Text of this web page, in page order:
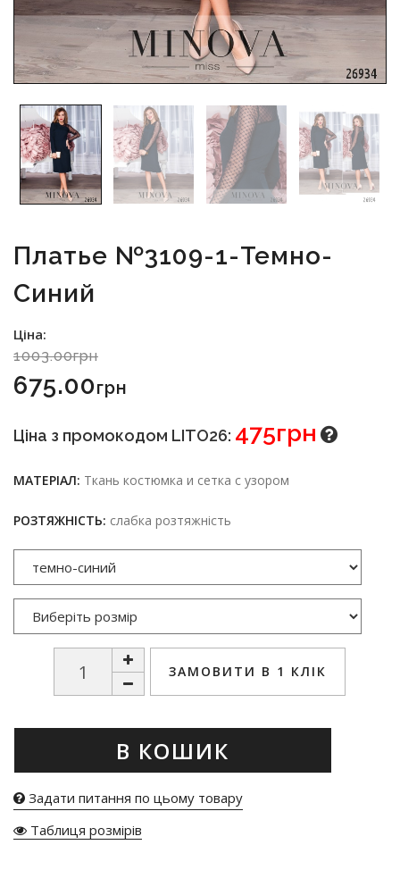
Платье №3109-1-Темно-
Синий
Ціна:
1003.00грн
675.00Грн
Ціна з промокодом LITO26: 475грн
МАТЕРІАЛ: Ткань костюмка и сетка с узором
РОЗТЯЖНІСТЬ: слабка розтяжність
ЗАМОВИТИ В 1 КЛІК
В КОШИК
Задати питання по цьому товару
Таблиця розмірів